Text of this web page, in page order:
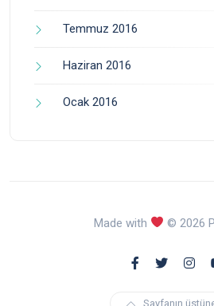
Temmuz 2016
Haziran 2016
Ocak 2016
Made with © 2026
Sayfanın